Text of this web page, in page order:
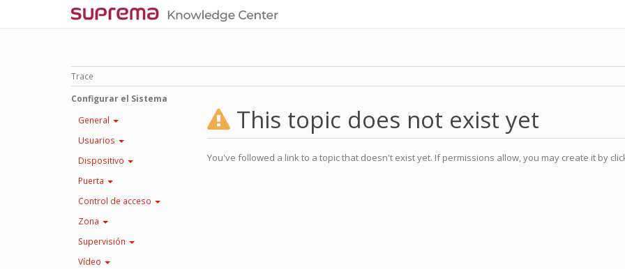
Trace
Configurar el Sistema
General
Usuarios
Dispositivo
Puerta
Control de acceso
Zona
Supervisión
Vídeo
This topic does not exist yet
You've followed a link to a topic that doesn't exist yet. If permissions allow, you may create it by